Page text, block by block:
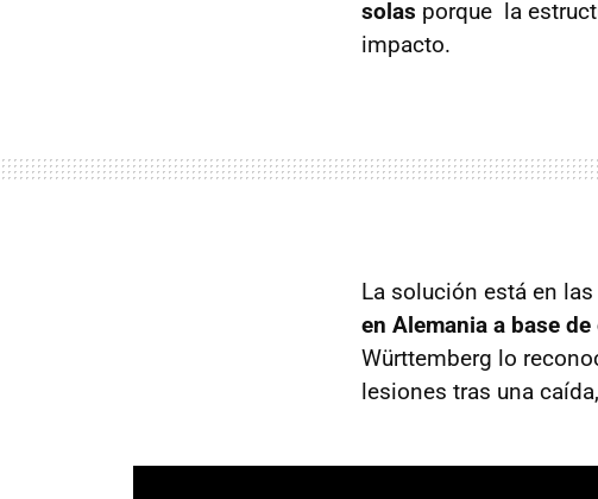
solas porque la
impacto.
La solución está en
en Alemania a base
Württemberg lo
lesiones tras una